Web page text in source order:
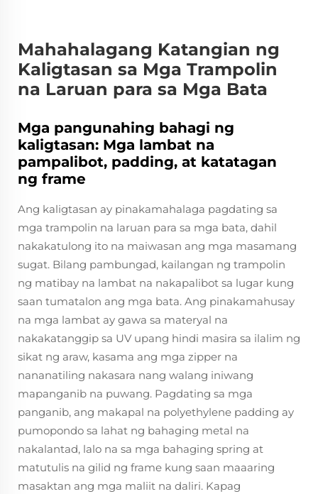
Mahahalagang Katangian ng
Kaligtasan sa Mga Trampolin
na Laruan para sa Mga Bata
Mga pangunahing bahagi ng
kaligtasan: Mga lambat na
pampalibot, padding, at katatagan
ng frame
Ang kaligtasan ay pinakamahalaga pagdating sa
mga trampolin na laruan para sa mga bata, dahil
nakakatulong ito na maiwasan ang mga masamang
sugat. Bilang pambungad, kailangan ng trampolin
ng matibay na lambat na nakapalibot sa lugar kung
saan tumatalon ang mga bata. Ang pinakamahusay
na mga lambat ay gawa sa materyal na
nakakatanggip sa UV upang hindi masira sa ilalim ng
sikat ng araw, kasama ang mga zipper na
nananatiling nakasara nang walang iniwang
mapanganib na puwang. Pagdating sa mga
panganib, ang makapal na polyethylene padding ay
pumopondo sa lahat ng bahaging metal na
nakalantad, lalo na sa mga bahaging spring at
matutulis na gilid ng frame kung saan maaaring
masaktan ang mga maliit na daliri. Kapag